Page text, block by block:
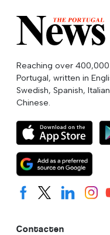
Reaching over
Portugal, written in
Swedish, Spanish,
Chinese.
Contacten